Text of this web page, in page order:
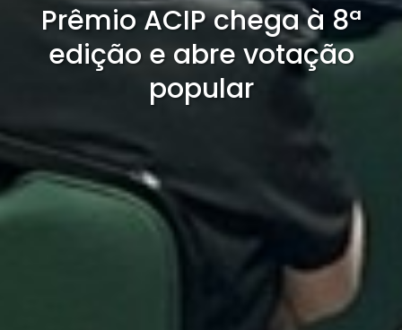
Prêmio ACIP chega à 8ª
edição e abre votação
popular